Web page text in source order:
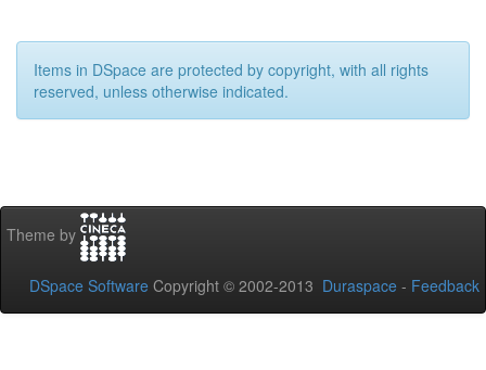
Items in DSpace are protected by copyright, with all rights
reserved, unless otherwise indicated.
Theme by
DSpace Software Copyright © 2002-2013 Duraspace - Feedback